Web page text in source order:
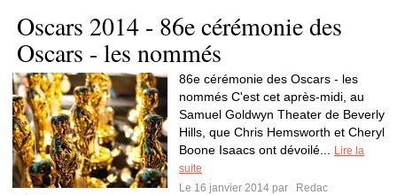
Oscars 2014 - 86e cérémonie des
Oscars - les nommés
86e cérémonie des Oscars - les
nommés C'est cet après-midi, au
Samuel Goldwyn Theater de Beverly
Hills, que Chris Hemsworth et Cheryl
Boone Isaacs ont dévoilé...
Lire la
suite
Le 16 janvier 2014 par
Redac